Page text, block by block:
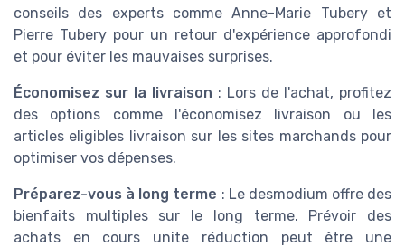
conseils des experts comme Anne-Marie Tubery et
Pierre Tubery pour un retour d'expérience approfondi
et pour éviter les mauvaises surprises.
Économisez sur la livraison : Lors de l'achat, profitez
des options comme l'économisez livraison ou les
articles eligibles livraison sur les sites marchands pour
optimiser vos dépenses.
Préparez-vous à long terme : Le desmodium offre des
bienfaits multiples sur le long terme. Prévoir des
achats en cours unite réduction peut être une